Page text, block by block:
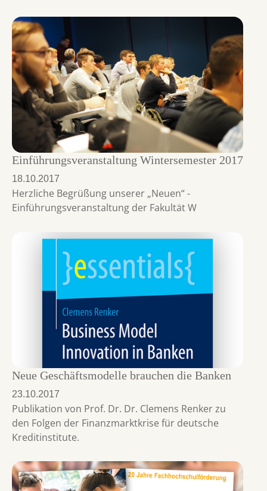
Einführungsveranstaltung Wintersemester 2017
18.10.2017
Herzliche Begrüßung unserer „Neuen“ -
Einführungsveranstaltung der Fakultät W
Neue Geschäftsmodelle brauchen die Banken
23.10.2017
Publikation von Prof. Dr. Dr. Clemens Renker zu
den Folgen der Finanzmarktkrise für deutsche
Kreditinstitute.